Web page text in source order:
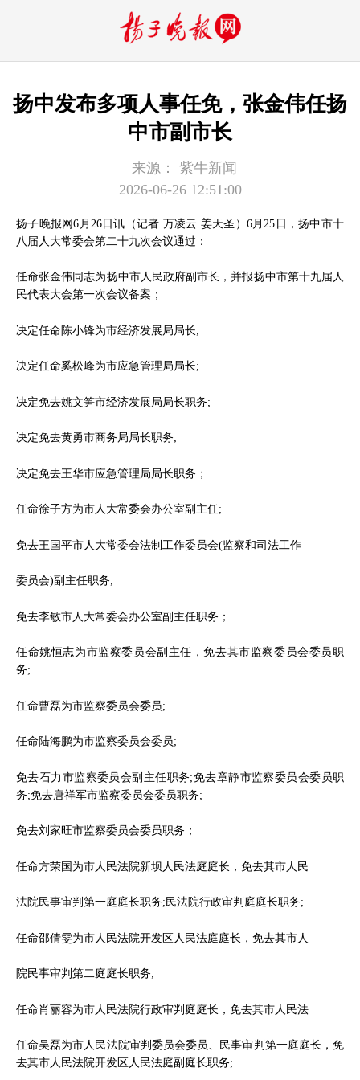
扬中发布多项人事任免，张金伟任扬
中市副市长
来源：
紫牛新闻
2026-06-26 12:51:00
扬子晚报网6月26日讯（记者 万凌云 姜天圣）6月25日，扬中市十
八届人大常委会第二十九次会议通过：
任命张金伟同志为扬中市人民政府副市长，并报扬中市第十九届人
民代表大会第一次会议备案；
决定任命陈小锋为市经济发展局局长;
决定任命奚松峰为市应急管理局局长;
决定免去姚文笋市经济发展局局长职务;
决定免去黄勇市商务局局长职务;
决定免去王华市应急管理局局长职务；
任命徐子方为市人大常委会办公室副主任;
免去王国平市人大常委会法制工作委员会(监察和司法工作
委员会)副主任职务;
免去李敏市人大常委会办公室副主任职务；
任命姚恒志为市监察委员会副主任，免去其市监察委员会委员职
务;
任命曹磊为市监察委员会委员;
任命陆海鹏为市监察委员会委员;
免去石力市监察委员会副主任职务;免去章静市监察委员会委员职
务;免去唐祥军市监察委员会委员职务;
免去刘家旺市监察委员会委员职务；
任命方荣国为市人民法院新坝人民法庭庭长，免去其市人民
法院民事审判第一庭庭长职务;民法院行政审判庭庭长职务;
任命邵倩雯为市人民法院开发区人民法庭庭长，免去其市人
院民事审判第二庭庭长职务;
任命肖丽容为市人民法院行政审判庭庭长，免去其市人民法
任命吴磊为市人民法院审判委员会委员、民事审判第一庭庭长，免
去其市人民法院开发区人民法庭副庭长职务;